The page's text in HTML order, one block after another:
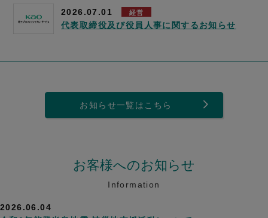
2026.07.01 経営
代表取締役及び役員人事に関するお知らせ
お知らせ一覧はこちら
お客様へのお知らせ
Information
2026.06.04